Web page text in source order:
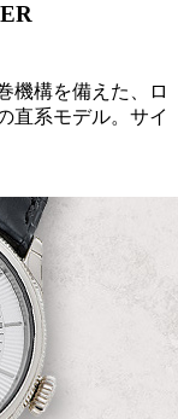
機構を備えた、ロ
直系モデル。サイ